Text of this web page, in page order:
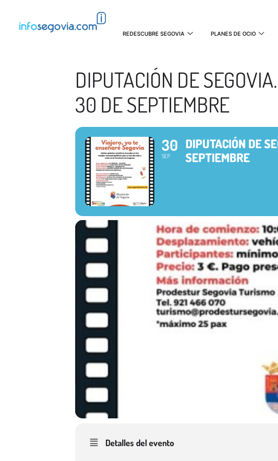
REDESCUBRE SEGOVIA PLANES DE OCIO
DIPUTACIÓN DE
30 DE SEPTIEMBRE
30
SEP
DIPUTACIÓN DE
SEPTIEMBRE
Detalles del evento